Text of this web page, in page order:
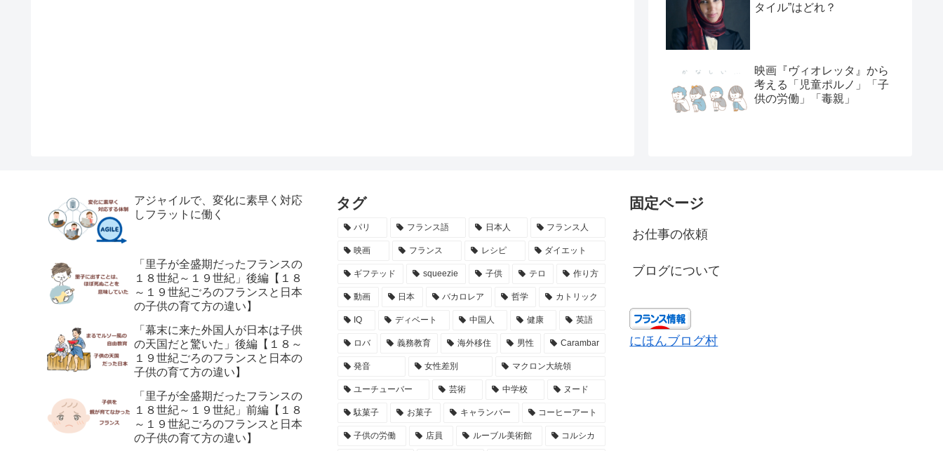
タイル”はどれ？
映画『ヴィオレッタ』から
考える「児童ポルノ」「子
供の労働」「毒親」
アジャイルで、変化に素早く対応
しフラットに働く
「里子が全盛期だったフランスの
１８世紀～１９世紀」後編【１８
～１９世紀ごろのフランスと日本
の子供の育て方の違い】
「幕末に来た外国人が日本は子供
の天国だと驚いた」後編【１８～
１９世紀ごろのフランスと日本の
子供の育て方の違い】
「里子が全盛期だったフランスの
１８世紀～１９世紀」前編【１８
～１９世紀ごろのフランスと日本
の子供の育て方の違い】
タグ
パリ フランス語 日本人 フランス人
映画 フランス レシピ ダイエット
ギフテッド squeezie 子供 テロ 作り方
動画 日本 バカロレア 哲学 カトリック
IQ ディベート 中国人 健康 英語
ロバ 義務教育 海外移住 男性 Carambar
発音 女性差別 マクロン大統領
ユーチューバー 芸術 中学校 ヌード
駄菓子 お菓子 キャランバー コーヒーアート
子供の労働 店員 ルーブル美術館 コルシカ
固定ページ
お仕事の依頼
ブログについて
にほんブログ村